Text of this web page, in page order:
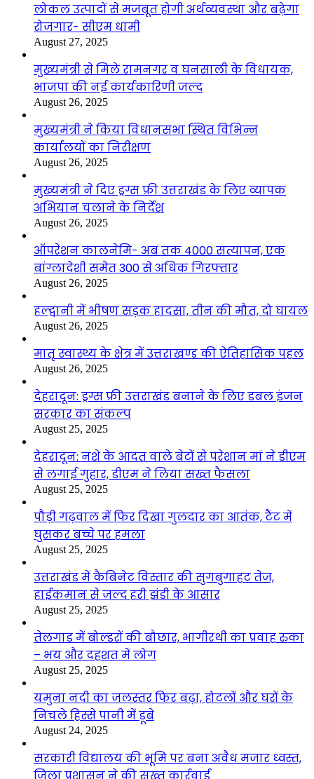
लोकल उत्पादों से मजबूत होगी अर्थव्यवस्था और बढ़ेगा
रोजगार- सीएम धामी
August 27, 2025
मुख्यमंत्री से मिले रामनगर व घनसाली के विधायक,
भाजपा की नई कार्यकारिणी जल्द
August 26, 2025
मुख्यमंत्री ने किया विधानसभा स्थित विभिन्न
कार्यालयों का निरीक्षण
August 26, 2025
मुख्यमंत्री ने दिए ड्रग्स फ्री उत्तराखंड के लिए व्यापक
अभियान चलाने के निर्देश
August 26, 2025
ऑपरेशन कालनेमि- अब तक 4000 सत्यापन, एक
बांग्लादेशी समेत 300 से अधिक गिरफ्तार
August 26, 2025
हल्द्वानी में भीषण सड़क हादसा, तीन की मौत, दो घायल
August 26, 2025
मातृ स्वास्थ्य के क्षेत्र में उत्तराखण्ड की ऐतिहासिक पहल
August 26, 2025
देहरादून: ड्रग्स फ्री उत्तराखंड बनाने के लिए डबल इंजन
सरकार का संकल्प
August 25, 2025
देहरादून: नशे के आदत वाले बेटों से परेशान मां ने डीएम
से लगाई गुहार, डीएम ने लिया सख्त फैसला
August 25, 2025
पौड़ी गढ़वाल में फिर दिखा गुलदार का आतंक, टैंट में
घुसकर बच्चे पर हमला
August 25, 2025
उत्तराखंड में कैबिनेट विस्तार की सुगबुगाहट तेज,
हाईकमान से जल्द हरी झंडी के आसार
August 25, 2025
तेलगाड में बोल्डरों की बौछार, भागीरथी का प्रवाह रुका
– भय और दहशत में लोग
August 25, 2025
यमुना नदी का जलस्तर फिर बढ़ा, होटलों और घरों के
निचले हिस्से पानी में डूबे
August 24, 2025
सरकारी विद्यालय की भूमि पर बना अवैध मजार ध्वस्त,
जिला प्रशासन ने की सख्त कार्रवाई